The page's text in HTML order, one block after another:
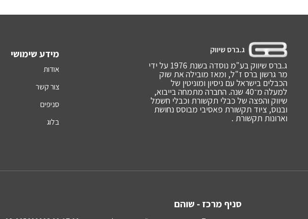
ג.ברס שיווק בע"מ נוסדה בשנת 1976 על ידי
מר גרשון ברס ז"ל, ומאז מובילה את שוק
הכבלים בישראל עם ניסיון ומוניטין של
למעלה מ־40 שנה. החברה מתמחה בייבוא,
שיווק והפצה של כבלי תקשורת וכבלי חשמל
ובנוס, ציוד תקשורת פאסיבי מבוסס נחושת
וארונות תקשורת .
מידע שימושי
אודות
צור קשר
סניפים
בלוג
סניף מרכז - שוהם